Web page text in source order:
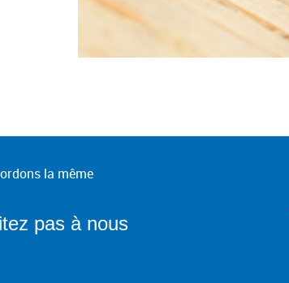
la même
pas à nous